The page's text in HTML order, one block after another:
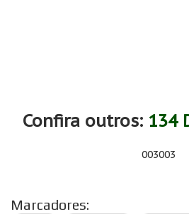
Confira outros: 134
003003
Marcadores: